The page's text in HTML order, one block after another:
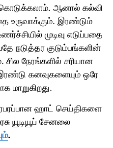
கொடுக்கலாம். ஆனால் கல்வி
உருவாக்கும். இரண்டும்
முடிவு எடுப்பதை
நடுத்தர குடும்பங்களின்
நேரங்களில் சரியான
கனவுகளையும் ஒரே
மாறுகிறது.
ஹாட் செய்திகளை
யூடியூப் சேனலை
.